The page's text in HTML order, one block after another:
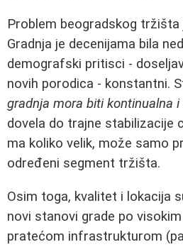
Problem beogradskog
Gradnja je decenijama bila
demografski pritisci -
novih porodica - konstantni.
gradnja mora biti kontinualna i
dovela do trajne stabilizacije
ma koliko velik, može samo
određeni segment tržišta.
Osim toga, kvalitet i lokacija
novi stanovi grade po
pratećom infrastrukturom